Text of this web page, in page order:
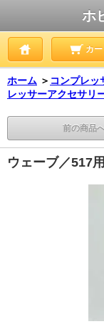
ホ
カー
ホーム ＞ コンプレッ
レッサーアクセサリ
前の商品
ウェーブ／517